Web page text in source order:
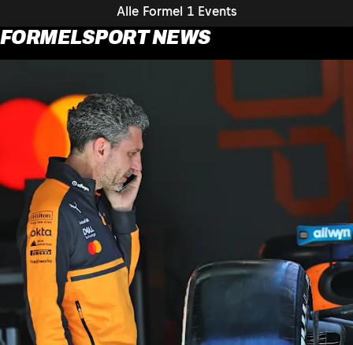
Alle Formel 1 Events
FORMELSPORT NEWS